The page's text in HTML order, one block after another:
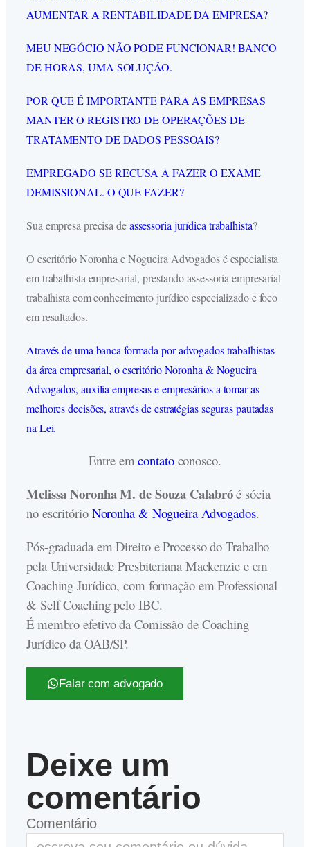
AUMENTAR A RENTABILIDADE DA EMPRESA?
MEU NEGÓCIO NÃO PODE FUNCIONAR! BANCO
DE HORAS, UMA SOLUÇÃO.
POR QUE É IMPORTANTE PARA AS EMPRESAS
MANTER O REGISTRO DE OPERAÇÕES DE
TRATAMENTO DE DADOS PESSOAIS?
EMPREGADO SE RECUSA A FAZER O EXAME
DEMISSIONAL. O QUE FAZER?
Sua empresa precisa deassessoria jurídica trabalhista?
O escritório Noronha e Nogueira Advogados é especialista
em trabalhista empresarial, prestando assessoria empresarial
trabalhista com conhecimento jurídico especializado e foco
em resultados.
Através de uma banca formada por advogados trabalhistas
da área empresarial, o escritório Noronha & Nogueira
Advogados, auxilia empresas e empresários a tomar as
melhores decisões, através de estratégias seguras pautadas
na Lei.
Entre emcontatoconosco.
Melissa Noronha M. de Souza Calabróé sócia
no escritório Noronha & Nogueira Advogados.
Pós-graduada em Direito e Processo do Trabalho
pela Universidade Presbiteriana Mackenzie e em
Coaching Jurídico, com formação em Professional
& Self Coaching pelo IBC.
É membro efetivo da Comissão de Coaching
Jurídico da OAB/SP.
Falar com advogado
Deixe um
comentário
Comentário